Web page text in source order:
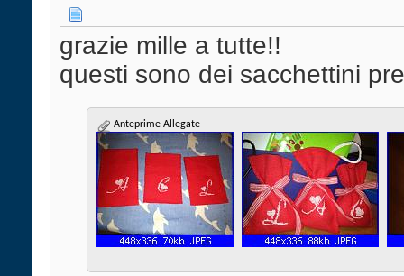
grazie mille a tutte!!
questi sono dei sacchettini
Anteprime Allegate